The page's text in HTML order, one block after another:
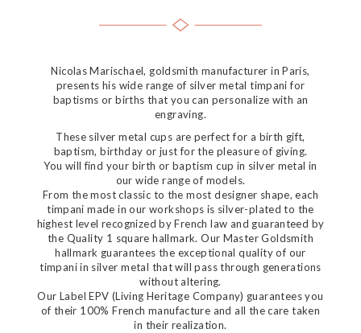
Nicolas Marischael, goldsmith manufacturer in Paris,
presents his wide range of silver metal timpani for
baptisms or births that you can personalize with an
engraving.
These silver metal cups are perfect for a birth gift,
baptism, birthday or just for the pleasure of giving.
You will find your birth or baptism cup in silver metal in
our wide range of models.
From the most classic to the most designer shape, each
timpani made in our workshops is silver-plated to the
highest level recognized by French law and guaranteed by
the Quality 1 square hallmark. Our Master Goldsmith
hallmark guarantees the exceptional quality of our
timpani in silver metal that will pass through generations
without altering.
Our Label EPV (Living Heritage Company) guarantees you
of their 100% French manufacture and all the care taken
in their realization.